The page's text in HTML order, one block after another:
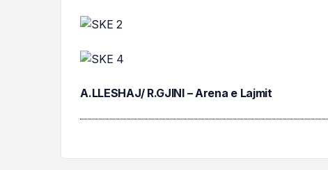
A.LLESHAJ/ R.GJINI – Arena e Lajmit